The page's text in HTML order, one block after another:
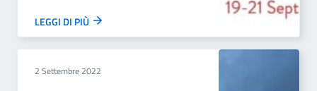
LEGGI DI PIÙ
2 Settembre 2022